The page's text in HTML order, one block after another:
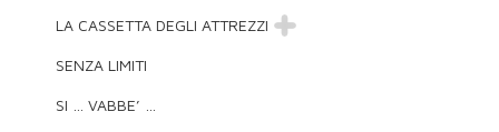
LA CASSETTA DEGLI ATTREZZI
SENZA LIMITI
SI … VABBE’ …